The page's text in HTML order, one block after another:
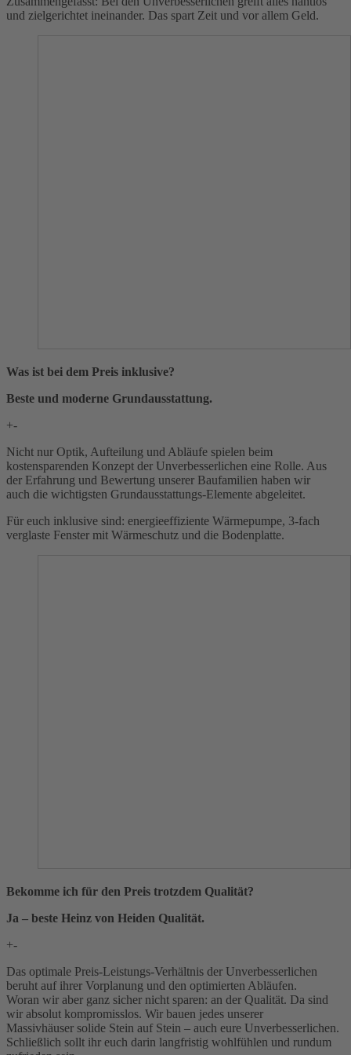
und zielgerichtet ineinander. Das spart Zeit und vor allem Geld.
Was ist bei dem Preis inklusive?
Beste und moderne Grundausstattung.
+-
Nicht nur Optik, Aufteilung und Abläufe spielen beim
kostensparenden Konzept der Unverbesserlichen eine Rolle. Aus
der Erfahrung und Bewertung unserer Baufamilien haben wir
auch die wichtigsten Grundausstattungs-Elemente abgeleitet.
Für euch inklusive sind: energieeffiziente Wärmepumpe, 3-fach
verglaste Fenster mit Wärmeschutz und die Bodenplatte.
Bekomme ich für den Preis trotzdem Qualität?
Ja – beste Heinz von Heiden Qualität.
+-
Das optimale Preis-Leistungs-Verhältnis der Unverbesserlichen
beruht auf ihrer Vorplanung und den optimierten Abläufen.
Woran wir aber ganz sicher nicht sparen: an der Qualität. Da sind
wir absolut kompromisslos. Wir bauen jedes unserer
Massivhäuser solide Stein auf Stein – auch eure Unverbesserlichen.
Schließlich sollt ihr euch darin langfristig wohlfühlen und rundum